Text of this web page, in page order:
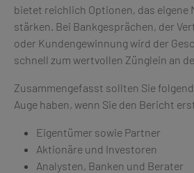
bietet reichlich Optionen, das eigene
stärken. Bei Bankgesprächen, der
oder Kundengewinnung wird der
schnell zum wertvollen Zünglein an
Zusammengefasst sollten Sie
Auge haben, wenn Sie den Bericht
Eigentümer sowie Partner
Aktionäre und Investoren
Analysten, Banken und Berater